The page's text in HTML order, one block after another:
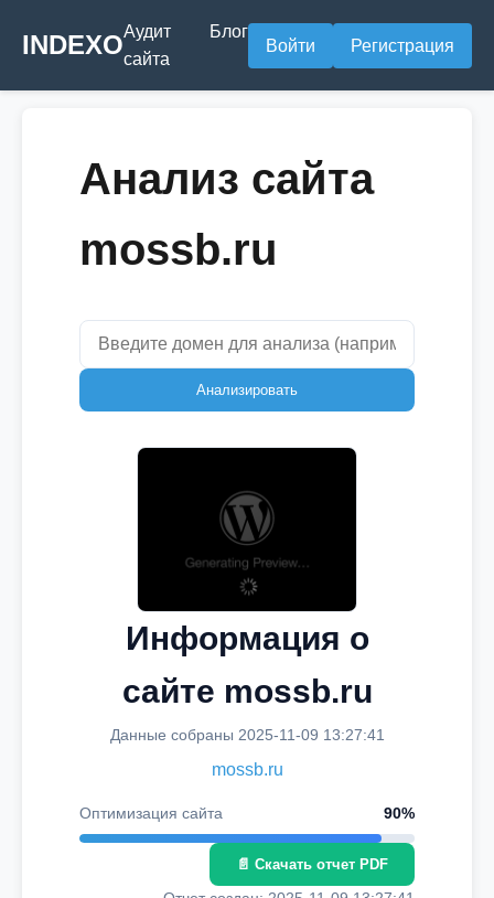
INDEXOАудит
сайта
Блог
Войти Регистрация
Анализ сайта
mossb.ru
Анализировать
Информация о
сайте mossb.ru
Данные собраны 2025-11-09 13:27:41
mossb.ru
Оптимизация сайта 90%
📄 Скачать отчет PDF